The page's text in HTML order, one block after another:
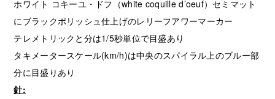
ホワイト コキーユ・ドフ（white coquille d’oeuf）セミマット
にブラックポリッシュ仕上げのレリーフアワーマーカー
テレメトリックと分は1/5秒単位で目盛あり
タキメータースケール(km/h)は中央のスパイラル上のブルー部
分に目盛りあり
針: